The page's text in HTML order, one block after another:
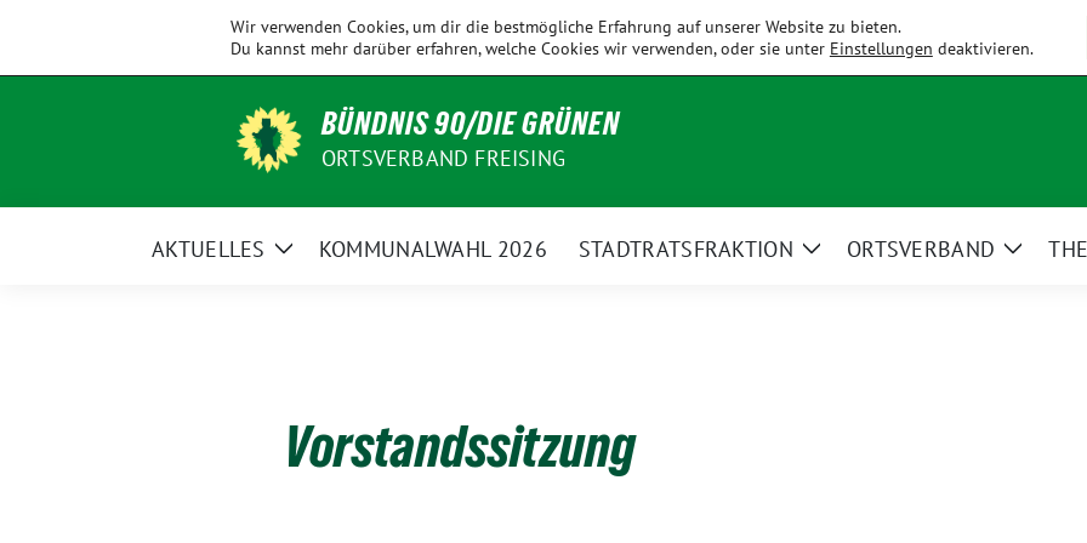
Inhalt
Allershausen Ampertal Eching Fahrenzhausen Hallbergmoos Holledau
BÜNDNIS 90/DIE GRÜNEN
ORTSVERBAND FREISING
AKTUELLES
ZeigeKOMMUNALWAHL 2026 STADTRATSFRAKTION
ZeigeORTSVERBAND
Zeige
Vorstandssitzung
Wir verwenden Cookies, um dir die bestmögliche Erfahrung auf unserer Website zu bieten.
Du kannst mehr darüber erfahren, welche Cookies wir verwenden, oder sie unter Einstellungen deaktivieren.